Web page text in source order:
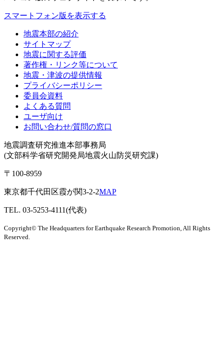
スマートフォン版を表示する
地震本部の紹介
サイトマップ
地震に関する評価
著作権・リンク等について
地震・津波の提供情報
プライバシーポリシー
委員会資料
よくある質問
ユーザ向け
お問い合わせ/質問の窓口
地震調査研究推進本部事務局
(文部科学省研究開発局地震火山防災研究課)
〒100-8959
東京都千代田区霞が関3-2-2MAP
TEL. 03-5253-4111(代表)
Copyright© The Headquarters for Earthquake Research Promotion, All Rights
Reserved.